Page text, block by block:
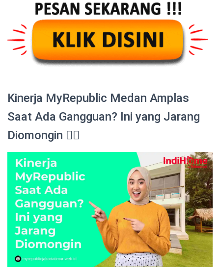
Kinerja MyRepublic Medan Amplas
Saat Ada Gangguan? Ini yang Jarang
Diomongin 😮‍💨